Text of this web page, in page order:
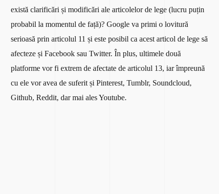
există clarificări și modificări ale articolelor de lege (lucru puțin
probabil la momentul de față)? Google va primi o lovitură
serioasă prin articolul 11 și este posibil ca acest articol de lege să
afecteze și Facebook sau Twitter. În plus, ultimele două
platforme vor fi extrem de afectate de articolul 13, iar împreună
cu ele vor avea de suferit și Pinterest, Tumblr, Soundcloud,
Github, Reddit, dar mai ales Youtube.